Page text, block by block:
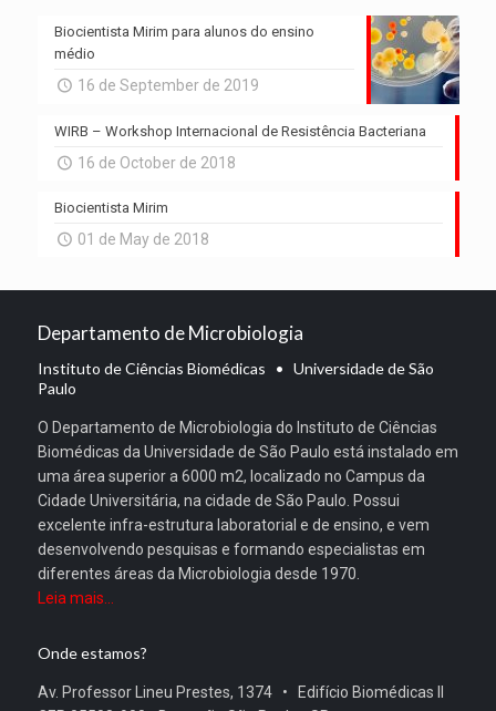
Biocientista Mirim para alunos do ensino
médio
16 de September de 2019
WIRB – Workshop Internacional de Resistência Bacteriana
16 de October de 2018
Biocientista Mirim
01 de May de 2018
Departamento de Microbiologia
Instituto de Ciências Biomédicas • Universidade de São
Paulo
O Departamento de Microbiologia do Instituto de Ciências
Biomédicas da Universidade de São Paulo está instalado em
uma área superior a 6000 m2, localizado no Campus da
Cidade Universitária, na cidade de São Paulo. Possui
excelente infra-estrutura laboratorial e de ensino, e vem
desenvolvendo pesquisas e formando especialistas em
diferentes áreas da Microbiologia desde 1970.
Leia mais...
Onde estamos?
Av. Professor Lineu Prestes, 1374 • Edifício Biomédicas II